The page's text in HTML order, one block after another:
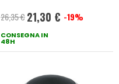
26,35 € Prezzo
speciale
21,30 € -19%
CONSEGNA IN
48H